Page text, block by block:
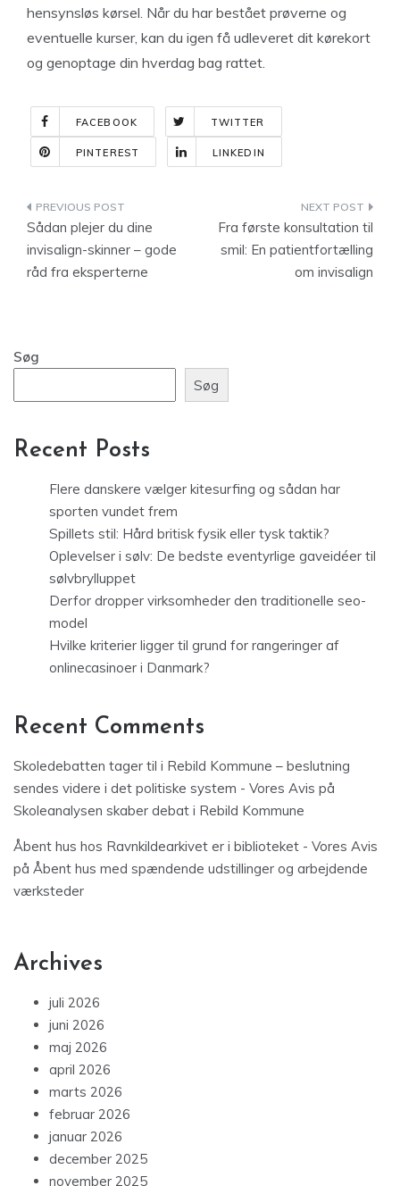
hensynsløs kørsel. Når du har bestået prøverne og
eventuelle kurser, kan du igen få udleveret dit kørekort
og genoptage din hverdag bag rattet.
FACEBOOK TWITTER
PINTEREST LINKEDIN
Indlægsnavigation
Sådan plejer du dine
invisalign-skinner – gode
råd fra eksperterne
Fra første konsultation til
smil: En patientfortælling
om invisalign
Søg
Søg
Recent Posts
Flere danskere vælger kitesurfing og sådan har
sporten vundet frem
Spillets stil: Hård britisk fysik eller tysk taktik?
Oplevelser i sølv: De bedste eventyrlige gaveidéer til
sølvbrylluppet
Derfor dropper virksomheder den traditionelle seo-
model
Hvilke kriterier ligger til grund for rangeringer af
onlinecasinoer i Danmark?
Recent Comments
Skoledebatten tager til i Rebild Kommune – beslutning
sendes videre i det politiske system - Vores Avis på
Skoleanalysen skaber debat i Rebild Kommune
Åbent hus hos Ravnkildearkivet er i biblioteket - Vores Avis
på Åbent hus med spændende udstillinger og arbejdende
værksteder
Archives
juli 2026
juni 2026
maj 2026
april 2026
marts 2026
februar 2026
januar 2026
december 2025
november 2025